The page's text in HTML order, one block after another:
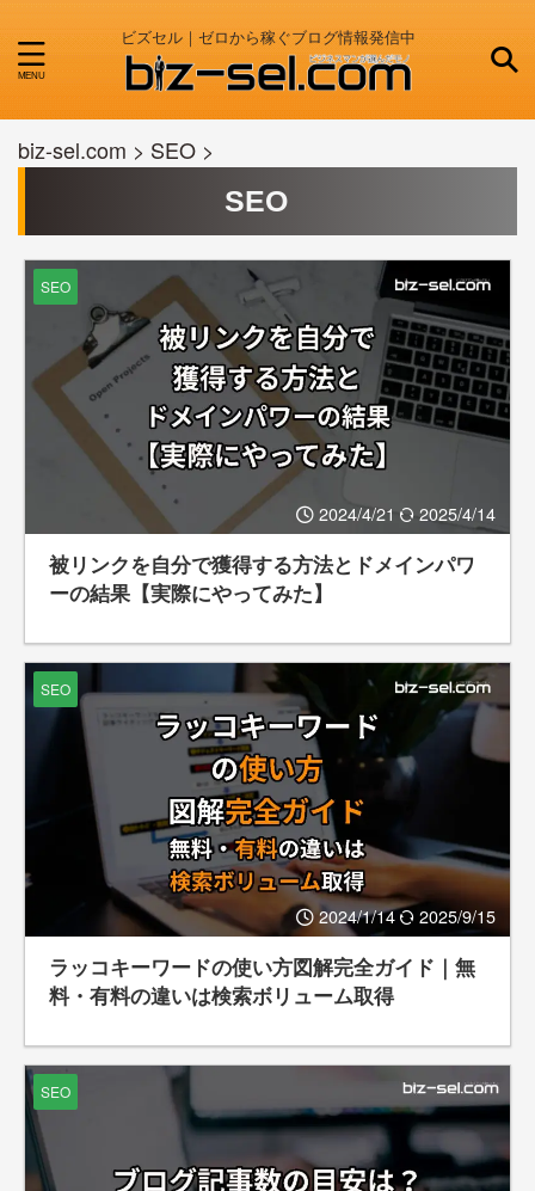
ビズセル｜ゼロから稼ぐブログ情報発信中
biz-sel.com > SEO >
SEO
2024/4/21 2025/4/14
SEO
被リンクを自分で獲得する方法とドメインパワ
ーの結果【実際にやってみた】
2024/1/14 2025/9/15
SEO
ラッコキーワードの使い方図解完全ガイド｜無
料・有料の違いは検索ボリューム取得
SEO